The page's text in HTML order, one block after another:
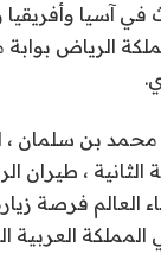
في آسيا
الرياض بوابة
محمد بن سلمان ،
، طيران
العالم فرصة
المملكة العربية